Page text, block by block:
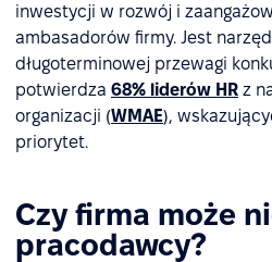
inwestycji w rozwój i
ambasadorów firmy. Jest
długoterminowej przewagi
potwierdza 68% liderów HR z
organizacji (WMAE),
priorytet.
Czy firma może
pracodawcy?